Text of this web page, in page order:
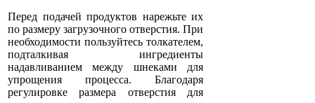
Перед подачей продуктов нарежьте их
по размеру загрузочного отверстия. При
необходимости пользуйтесь толкателем,
подталкивая ингредиенты
надавливанием между шнеками для
упрощения процесса. Благодаря
регулировке размера отверстия для